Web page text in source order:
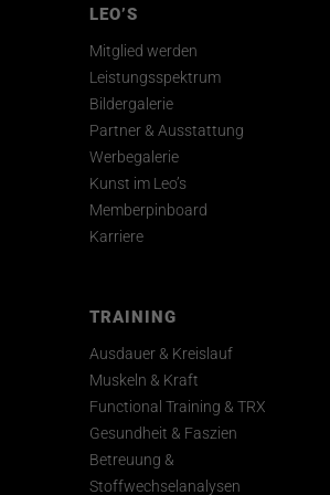
LEO’S
Mitglied werden
Leistungsspektrum
Bildergalerie
Partner & Ausstattung
Werbegalerie
Kunst im Leo’s
Memberpinboard
Karriere
TRAINING
Ausdauer & Kreislauf
Muskeln & Kraft
Functional Training & TRX
Gesundheit & Faszien
Betreuung &
Stoffwechselanalysen